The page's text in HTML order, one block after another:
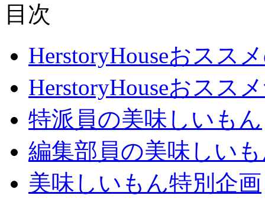
目次
HerstoryHouseおスス
HerstoryHouseおスス
特派員の美味しいもん
編集部員の美味しい
美味しいもん特別企画